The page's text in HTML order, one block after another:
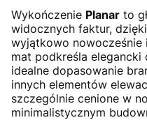
Wykończenie Planar to
widocznych faktur,
wyjątkowo nowocześnie
mat podkreśla
idealne dopasowanie
innych elementów
szczególnie cenione w
minimalistycznym